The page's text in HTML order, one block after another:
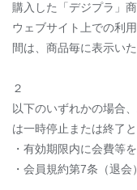
購入した「デジプラ」
ウェブサイト上での利
間は、商品毎に表示いた
２
以下のいずれかの場合
は一時停止または終了と
・有効期限内に会費等
・会員規約第7条（退